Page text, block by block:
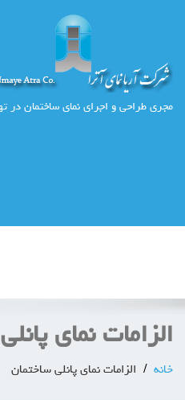
مجری طراحی و اجرای نمای ساختمان در
الزامات نمای
خانه الزامات نمای پانلی ساختمان